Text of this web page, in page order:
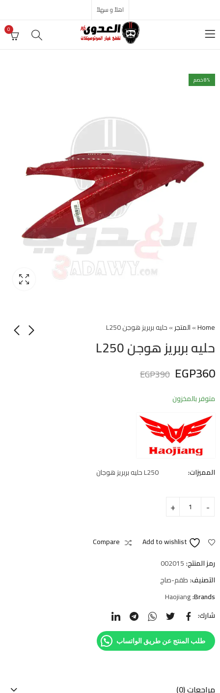
اهلاً و سهلاً
0
8% خصم
Home
»المتجر»حليه بربريز هوجن L250
حليه بربريز هوجن L250
EGP360
EGP390
متوفر بالمخزون
المميزات: L250 حليه بربريز هوجان
Add to wishlist
Compare
رمز المنتج:002015
التصنيف:طقم-صاج
Brands:
Haojiang
شارك:
طلب المنتج عن طريق الواتساب
مراجعات (0)